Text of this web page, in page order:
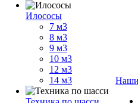
Илососы
7 м3
8 м3
9 м3
10 м3
12 м3
14 м3